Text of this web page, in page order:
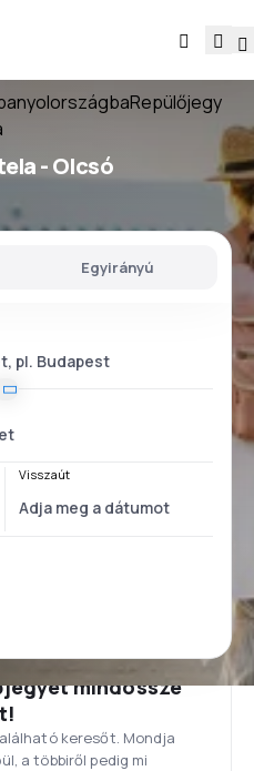
Repülőjegy
- Olcsó
Egyirányú
Visszaút
mindössze
keresőt. Mondja
a többiről pedig mi